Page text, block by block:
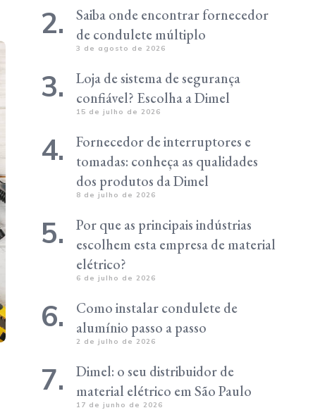
Saiba onde encontrar fornecedor
de condulete múltiplo
3 de agosto de 2026
Loja de sistema de segurança
confiável? Escolha a Dimel
15 de julho de 2026
Fornecedor de interruptores e
tomadas: conheça as qualidades
dos produtos da Dimel
8 de julho de 2026
Por que as principais indústrias
escolhem esta empresa de material
elétrico?
6 de julho de 2026
Como instalar condulete de
alumínio passo a passo
2 de julho de 2026
Dimel: o seu distribuidor de
material elétrico em São Paulo
17 de junho de 2026